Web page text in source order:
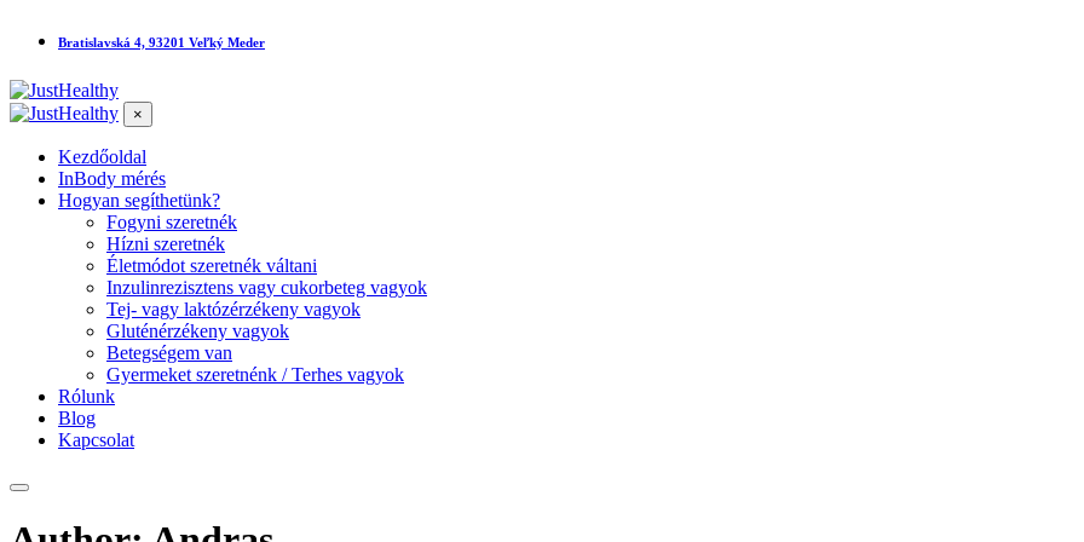
Bratislavská 4, 93201 Veľký Meder
×
Kezdőoldal
InBody mérés
Hogyan segíthetünk?
Fogyni szeretnék
Hízni szeretnék
Életmódot szeretnék váltani
Inzulinrezisztens vagy cukorbeteg vagyok
Tej- vagy laktózérzékeny vagyok
Gluténérzékeny vagyok
Betegségem van
Gyermeket szeretnénk / Terhes vagyok
Rólunk
Blog
Kapcsolat